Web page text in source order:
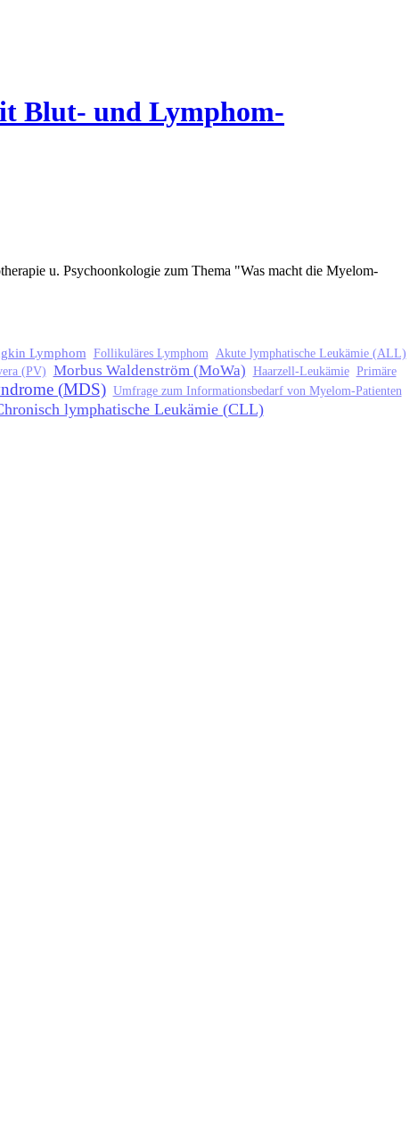
Blut- und Lymphom-
u. Psychoonkologie zum Thema "Was macht die Myelom-
Lymphom Follikuläres Lymphom Akute lymphatische Leukämie (ALL)
(PV) Morbus Waldenström (MoWa) Haarzell-Leukämie Primäre
(MDS) Umfrage zum Informationsbedarf von Myelom-Patienten
lymphatische Leukämie (CLL)